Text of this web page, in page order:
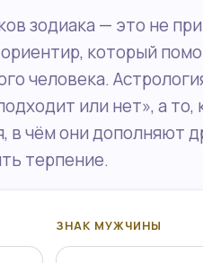
зодиака — это не
который
человека.
или нет», а то,
в чём они дополняют
терпение.
ЗНАК МУЖЧИНЫ